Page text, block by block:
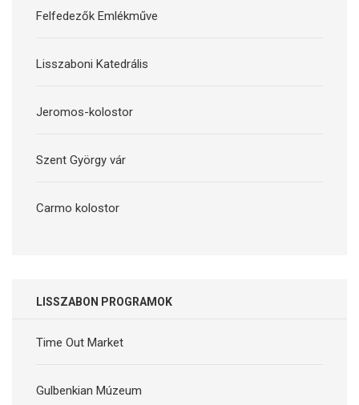
Felfedezők Emlékműve
Lisszaboni Katedrális
Jeromos-kolostor
Szent György vár
Carmo kolostor
LISSZABON PROGRAMOK
Time Out Market
Gulbenkian Múzeum